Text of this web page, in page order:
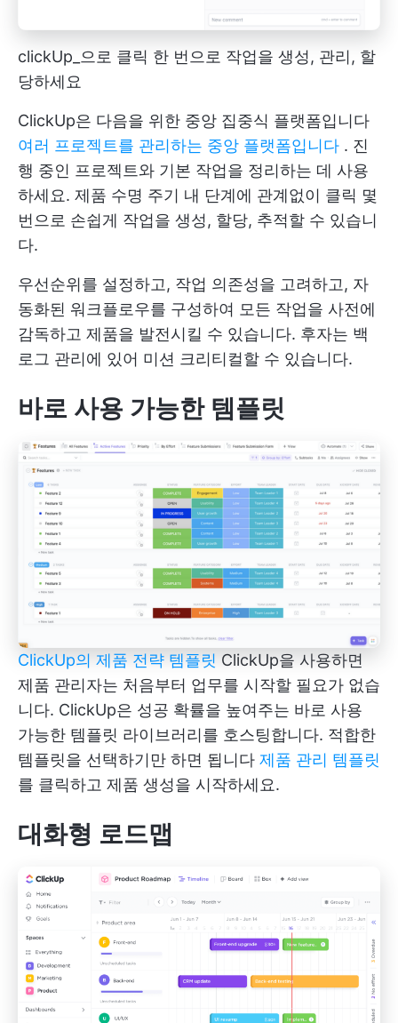
clickUp_으로 클릭 한 번으로 작업을 생성, 관리, 할
당하세요
ClickUp은 다음을 위한 중앙 집중식 플랫폼입니다
여러 프로젝트를 관리하는 중앙 플랫폼입니다 . 진
행 중인 프로젝트와 기본 작업을 정리하는 데 사용
하세요. 제품 수명 주기 내 단계에 관계없이 클릭 몇
번으로 손쉽게 작업을 생성, 할당, 추적할 수 있습니
다.
우선순위를 설정하고, 작업 의존성을 고려하고, 자
동화된 워크플로우를 구성하여 모든 작업을 사전에
감독하고 제품을 발전시킬 수 있습니다. 후자는 백
로그 관리에 있어 미션 크리티컬할 수 있습니다.
바로 사용 가능한 템플릿
ClickUp의 제품 전략 템플릿 ClickUp을 사용하면
제품 관리자는 처음부터 업무를 시작할 필요가 없습
니다. ClickUp은 성공 확률을 높여주는 바로 사용
가능한 템플릿 라이브러리를 호스팅합니다. 적합한
템플릿을 선택하기만 하면 됩니다 제품 관리 템플릿
를 클릭하고 제품 생성을 시작하세요.
대화형 로드맵